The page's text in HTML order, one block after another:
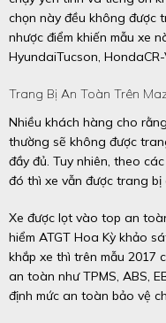
chọn này đều không được
nhược điểm khiến mẫu xe
HyundaiTucson, Honda
Trang Bị An Toàn Trên
Nhiều khách hàng cho
thường sẽ không được
đầy đủ. Tuy nhiên, theo
đó thì xe vẫn được trang
Xe được lọt vào top an
hiểm ATGT Hoa Kỳ khảo
khắp xe thì trên mẫu 2017
an toàn như TPMS, ABS,
định mức an toàn bảo vệ